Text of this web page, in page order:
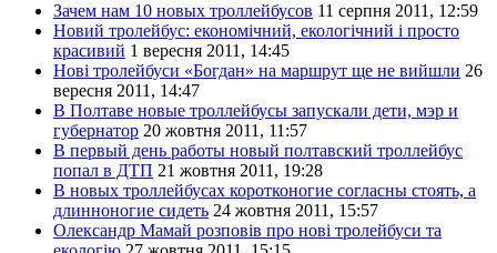
Зачем нам 10 новых троллейбусов 11 серпня 2011, 12:59
Новий тролейбус: економічний, екологічний і просто
красивий 1 вересня 2011, 14:45
Нові тролейбуси «Богдан» на маршрут ще не вийшли 26
вересня 2011, 14:47
В Полтаве новые троллейбусы запускали дети, мэр и
губернатор 20 жовтня 2011, 11:57
В первый день работы новый полтавский троллейбус
попал в ДТП 21 жовтня 2011, 19:28
В новых троллейбусах коротконогие согласны стоять, а
длинноногие сидеть 24 жовтня 2011, 15:57
Олександр Мамай розповів про нові тролейбуси та